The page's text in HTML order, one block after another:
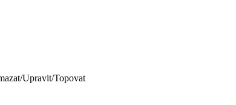
Upravit/Topovat